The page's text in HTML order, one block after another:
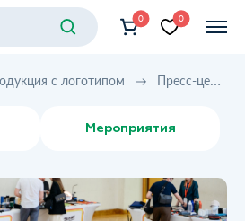
0 0
с логотипом Пресс-центр
Мероприятия